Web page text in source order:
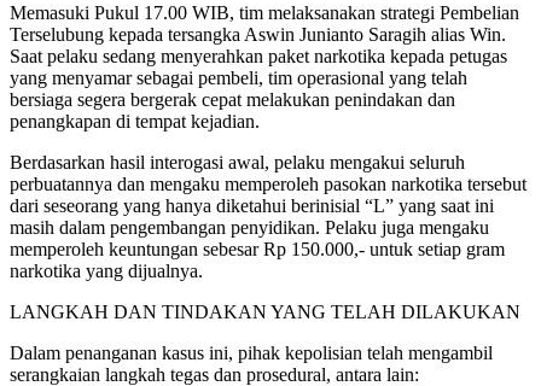
Memasuki Pukul 17.00 WIB, tim melaksanakan strategi Pembelian
Terselubung kepada tersangka Aswin Junianto Saragih alias Win.
Saat pelaku sedang menyerahkan paket narkotika kepada petugas
yang menyamar sebagai pembeli, tim operasional yang telah
bersiaga segera bergerak cepat melakukan penindakan dan
penangkapan di tempat kejadian.
Berdasarkan hasil interogasi awal, pelaku mengakui seluruh
perbuatannya dan mengaku memperoleh pasokan narkotika tersebut
dari seseorang yang hanya diketahui berinisial “L” yang saat ini
masih dalam pengembangan penyidikan. Pelaku juga mengaku
memperoleh keuntungan sebesar Rp 150.000,- untuk setiap gram
narkotika yang dijualnya.
LANGKAH DAN TINDAKAN YANG TELAH DILAKUKAN
Dalam penanganan kasus ini, pihak kepolisian telah mengambil
serangkaian langkah tegas dan prosedural, antara lain: